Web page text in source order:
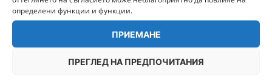
определени функции и функции.
ПРИЕМАНЕ
ПРЕГЛЕД НА ПРЕДПОЧИТАНИЯ
ABS Вертиго 850g Fiberlogy
/ 55,74 лв.